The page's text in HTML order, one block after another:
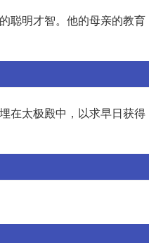
聪明才智。他的母亲的教育
在太极殿中，以求早日获得